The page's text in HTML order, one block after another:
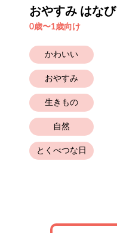
おやすみ はなび
0歳〜1歳向け
かわいい
おやすみ
生きもの
自然
とくべつな日